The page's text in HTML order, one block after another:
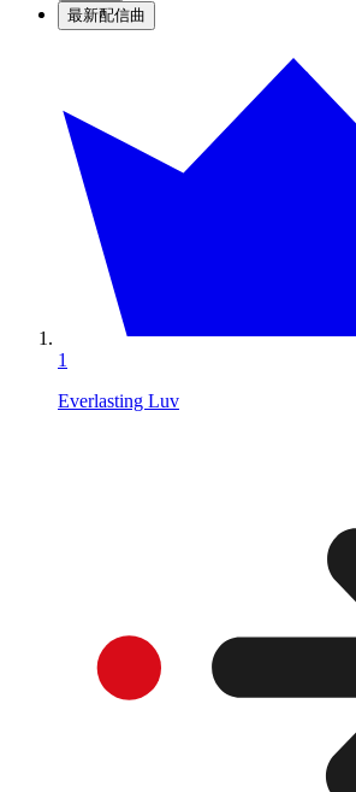
最新配信曲
1
Everlasting Luv